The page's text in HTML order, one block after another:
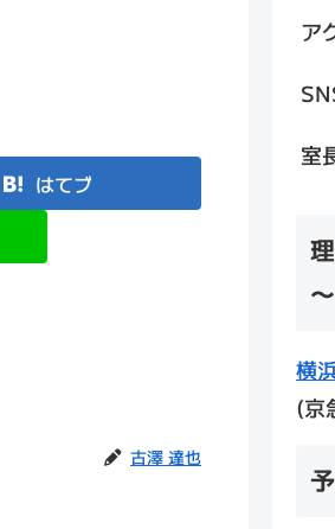
はてブ
古澤 達也
ア
室
～
横
(京